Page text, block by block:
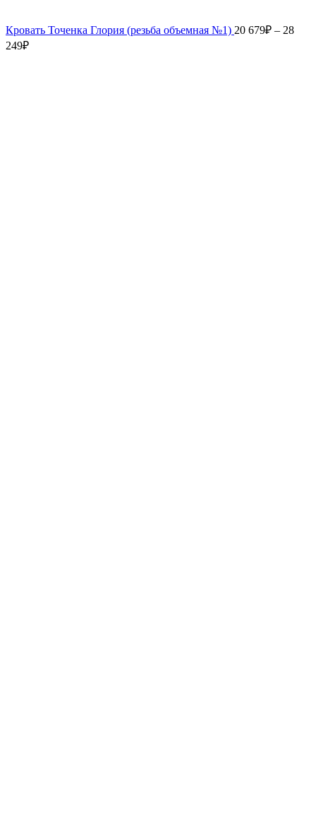
Кровать Точенка Глория (резьба объемная №1) 20 679₽ – 28
249₽